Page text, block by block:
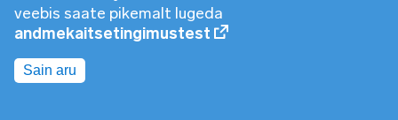
veebis saate pikemalt lugeda
andmekaitsetingimustest
Sain aru